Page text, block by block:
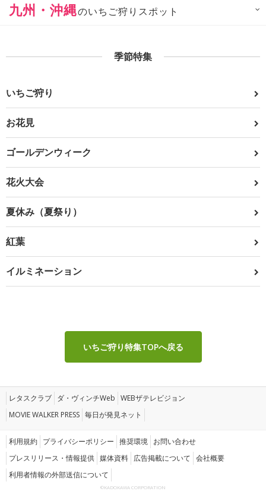
九州・沖縄のいちご狩りスポット
季節特集
いちご狩り
お花見
ゴールデンウィーク
花火大会
夏休み（夏祭り）
紅葉
イルミネーション
いちご狩り特集TOPへ戻る
レタスクラブ ダ・ヴィンチWeb WEBザテレビジョン
MOVIE WALKER PRESS 毎日が発見ネット
利用規約 プライバシーポリシー 推奨環境 お問い合わせ
プレスリリース・情報提供 媒体資料 広告掲載について 会社概要
利用者情報の外部送信について
©KADOKAWA CORPORATION